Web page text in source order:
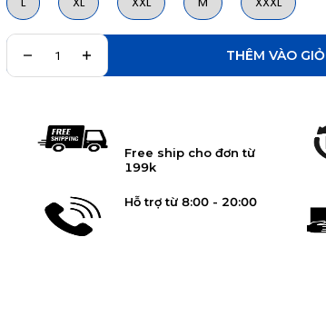
THÊM VÀO GIỎ
Free ship cho đơn từ
199k
Hỗ trợ từ 8:00 - 20:00